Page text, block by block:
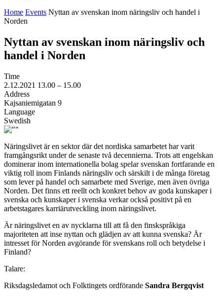
Home Events Nyttan av svenskan inom näringsliv och handel i
Norden
Nyttan av svenskan inom näringsliv och
handel i Norden
Time
2.12.2021 13.00 – 15.00
Address
Kajsaniemigatan 9
Language
Swedish
Näringslivet är en sektor där det nordiska samarbetet har varit
framgångsrikt under de senaste två decennierna. Trots att engelskan
dominerar inom internationella bolag spelar svenskan fortfarande en
viktig roll inom Finlands näringsliv och särskilt i de många företag
som lever på handel och samarbete med Sverige, men även övriga
Norden. Det finns ett reellt och konkret behov av goda kunskaper i
svenska och kunskaper i svenska verkar också positivt på en
arbetstagares karriärutveckling inom näringslivet.
Är näringslivet en av nycklarna till att få den finskspråkiga
majoriteten att inse nyttan och glädjen av att kunna svenska? Är
intresset för Norden avgörande för svenskans roll och betydelse i
Finland?
Talare:
Riksdagsledamot och Folktingets ordförande Sandra Bergqvist